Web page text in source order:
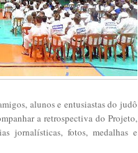
alunos e entusiastas do judô
a retrospectiva do Projeto,
jornalísticas, fotos, medalhas e